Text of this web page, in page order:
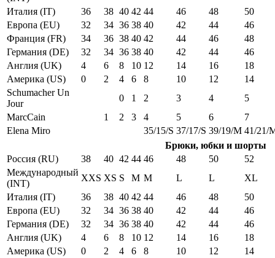
Италия (IT)
36 38 40 42 44 46 48
50
Европа (EU)
32 34 36 38 40 42 44
46
Франция (FR)
34 36 38 40 42 44 46
48
Германия (DE)
32 34 36 38 40 42 44
46
Англия (UK)
4 6 8 10 12 14 16
18
Америка (US)
0 2 4 6 8 10 12
14
Schumacher Un
Jour
0 1 2 3 4
5
MarcCain
1 2 3 4 5 6
7
Elena Miro
35/15/S 37/17/S 39/19/M 41/21/
Брюки, юбки и шорты
Россия (RU)
38 40 42 44 46 48 50
52
Международный
(INT)
XXS XS S M M L L
XL
Италия (IT)
36 38 40 42 44 46 48
50
Европа (EU)
32 34 36 38 40 42 44
46
Германия (DE)
32 34 36 38 40 42 44
46
Англия (UK)
4 6 8 10 12 14 16
18
Америка (US)
0 2 4 6 8 10 12
14